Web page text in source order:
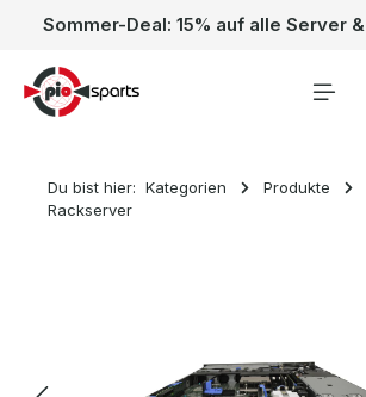
Zum Hauptinhalt springen
Du bist hier: Kategorien Produkte
Rackserver